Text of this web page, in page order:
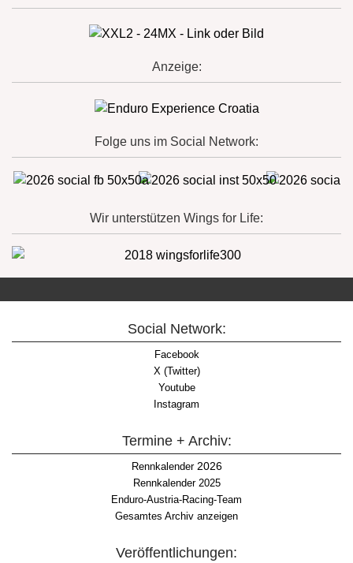
Anzeige:
Folge uns im Social Network:
Wir unterstützen Wings for Life:
Social Network:
Facebook
X (Twitter)
Youtube
Instagram
Termine + Archiv:
Rennkalender2026
Rennkalender 2025
Enduro-Austria-Racing-Team
Gesamtes Archiv anzeigen
Veröffentlichungen: